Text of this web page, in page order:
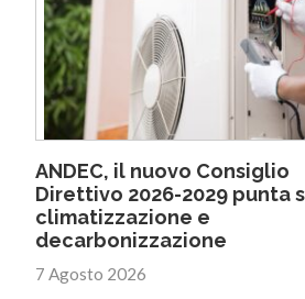
ANDEC, il nuovo Consiglio
Direttivo 2026-2029 punta
climatizzazione e
decarbonizzazione
7 Agosto 2026